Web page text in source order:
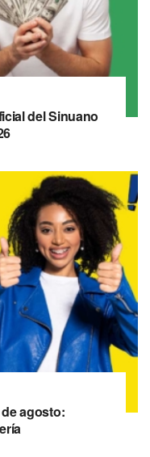
del Sinuano
agosto: